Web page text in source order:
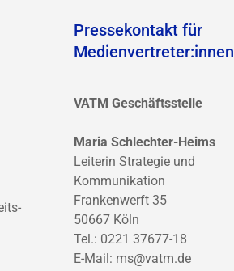
Pressekontakt für
Medienvertreter:innen
VATM Geschäftsstelle
Maria Schlechter-Heims
Leiterin Strategie und
Kommunikation
Frankenwerft 35
50667 Köln
Tel.: 0221 37677-18
E-Mail: ms@vatm.de